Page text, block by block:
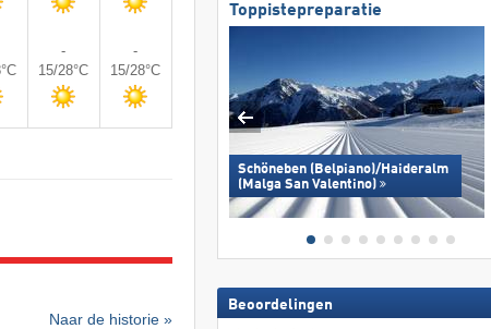
-
15/28°C
-
15/28°C
Naar de historie »
Toppistepreparatie
Schöneben (Belpiano)/​Haideralm
(Malga San Valentino)
Beoordelingen